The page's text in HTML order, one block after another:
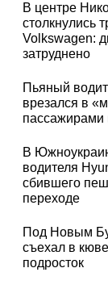
В центре
столкнулись
Volkswagen:
затруднено
Пьяный
врезался в
пассажирами
В
водителя
сбившего
переходе
Под Новым
съехал в
подросток